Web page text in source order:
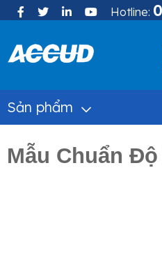
Hotline:
Sản phẩm
Mẫu Chuẩn Độ